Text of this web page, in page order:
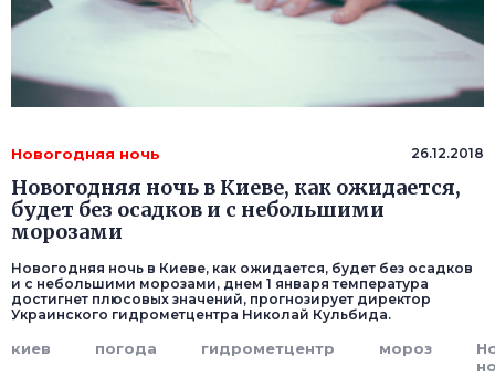
Новогодняя ночь 26.12.2018
Новогодняя ночь в Киеве, как ожидается,
будет без осадков и с небольшими
морозами
Новогодняя ночь в Киеве, как ожидается, будет без осадков
и с небольшими морозами, днем 1 января температура
достигнет плюсовых значений, прогнозирует директор
Украинского гидрометцентра Николай Кульбида.
киев погода гидрометцентр мороз